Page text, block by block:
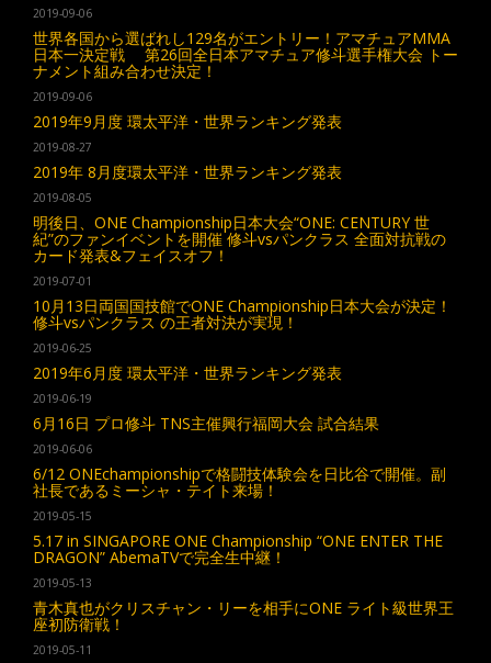
2019-09-06
世界各国から選ばれし129名がエントリー！アマチュアMMA
日本一決定戦 第26回全日本アマチュア修斗選手権大会 トー
ナメント組み合わせ決定！
2019-09-06
2019年9月度 環太平洋・世界ランキング発表
2019-08-27
2019年 8月度環太平洋・世界ランキング発表
2019-08-05
明後日、ONE Championship日本大会“ONE: CENTURY 世
紀”のファンイベントを開催 修斗vsパンクラス 全面対抗戦の
カード発表&フェイスオフ！
2019-07-01
10月13日両国国技館でONE Championship日本大会が決定！
修斗vsパンクラス の王者対決が実現！
2019-06-25
2019年6月度 環太平洋・世界ランキング発表
2019-06-19
6月16日 プロ修斗 TNS主催興行福岡大会 試合結果
2019-06-06
6/12 ONEchampionshipで格闘技体験会を日比谷で開催。副
社長であるミーシャ・テイト来場！
2019-05-15
5.17 in SINGAPORE ONE Championship “ONE ENTER THE
DRAGON” AbemaTVで完全生中継！
2019-05-13
青木真也がクリスチャン・リーを相手にONE ライト級世界王
座初防衛戦！
2019-05-11